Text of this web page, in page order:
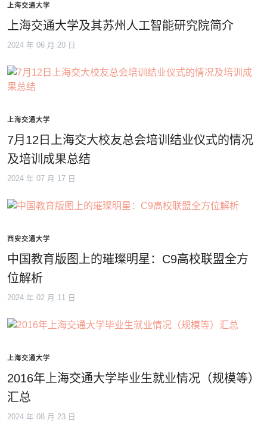
上海交通大学
上海交通大学及其苏州人工智能研究院简介
2024 年 06 月 20 日
上海交通大学
7月12日上海交大校友总会培训结业仪式的情况
及培训成果总结
2024 年 07 月 17 日
西安交通大学
中国教育版图上的璀璨明星：C9高校联盟全方
位解析
2024 年 02 月 11 日
上海交通大学
2016年上海交通大学毕业生就业情况（规模等）
汇总
2024 年 08 月 23 日